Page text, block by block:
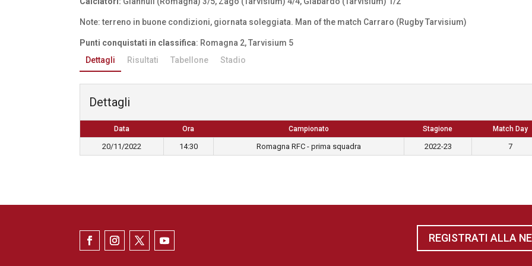
Note: terreno in buone condizioni, giornata soleggiata. Man of the match Carraro (Rugby Tarvisium)
Punti conquistati in classifica: Romagna 2, Tarvisium 5
Dettagli
Risultati Tabellone Stadio
Dettagli
Data Ora Campionato Stagione Match Day
20/11/2022 14:30 Romagna RFC - prima squadra 2022-23 7
REGISTRATI ALLA